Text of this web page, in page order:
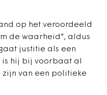
op het veroordeeld
de waarheid", aldus
justitie als een
is hij bij voorbaat al
van een politieke